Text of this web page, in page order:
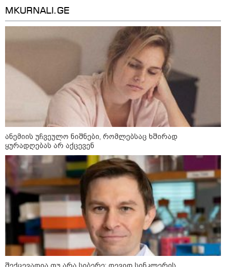
აგვისტო
დღის ზოგადი
ასტროლოგიური
პროგნოზი
აგვისტო აგარაკზე: ეს 5 საქმე
უნდა მოასწროთ შემოდგომის
დადგომამდე
ფული ამ ზოდიაქოს ნიშნების
ხელში აღმოჩნდება: ვინ
გამდიდრდება?
MKURNALI.GE
ანემიის უჩვეულო ნიშნები, რომლებსაც ხშირად
ყურადღებას არ აქცევენ